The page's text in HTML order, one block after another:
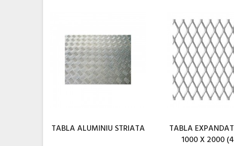
TABLA ALUMINIU STRIATA
TABLA
1000 X 2000